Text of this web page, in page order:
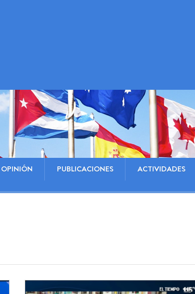
OPINIÓN PUBLICACIONES ACTIVIDADES